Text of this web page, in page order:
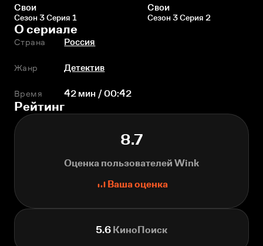
Свои
Сезон 3 Серия 1
Свои
Сезон 3 Серия 2
О сериале
Страна Россия
Жанр Детектив
Время 42 мин / 00:42
Рейтинг
8.7
Оценка пользователей Wink
Ваша оценка
5.6 КиноПоиск